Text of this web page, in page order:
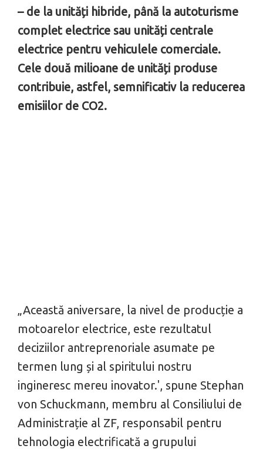
– de la unități hibride, până la autoturisme
complet electrice sau unități centrale
electrice pentru vehiculele comerciale.
Cele două milioane de unități produse
contribuie, astfel, semnificativ la reducerea
emisiilor de CO2.
„Această aniversare, la nivel de producție a
motoarelor electrice, este rezultatul
deciziilor antreprenoriale asumate pe
termen lung și al spiritului nostru
ingineresc mereu inovator.', spune Stephan
von Schuckmann, membru al Consiliului de
Administrație al ZF, responsabil pentru
tehnologia electrificată a grupului